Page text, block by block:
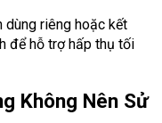
dùng riêng hoặc kết
để hỗ trợ hấp thụ tối
Không Nên Sử